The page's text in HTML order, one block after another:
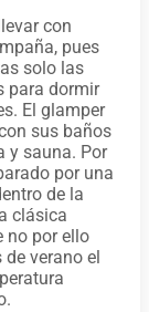
con
pues
solo las
para dormir
El glamper
sus baños
y sauna. Por
por una
de la
clásica
no por ello
verano el